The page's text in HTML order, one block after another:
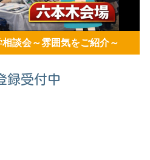
談会～雰囲気をご紹介～
録受付中